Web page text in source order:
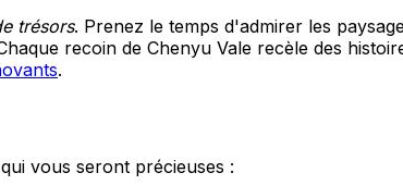
trésors. Prenez le temps d'admirer les
recoin de Chenyu Vale recèle des
.
vous seront précieuses :